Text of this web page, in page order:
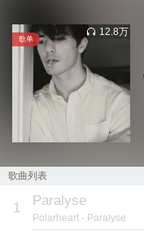
歌单
12.8万
歌曲列表
1 Paralyse
Polarheart - Paralyse